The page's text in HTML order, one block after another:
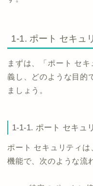
1-1. ポート セキュ
まずは、「ポート セ
義し、どのような目的
ましょう。
1-1-1. ポート セキュ
ポート セキュリティ
機能で、次のような流